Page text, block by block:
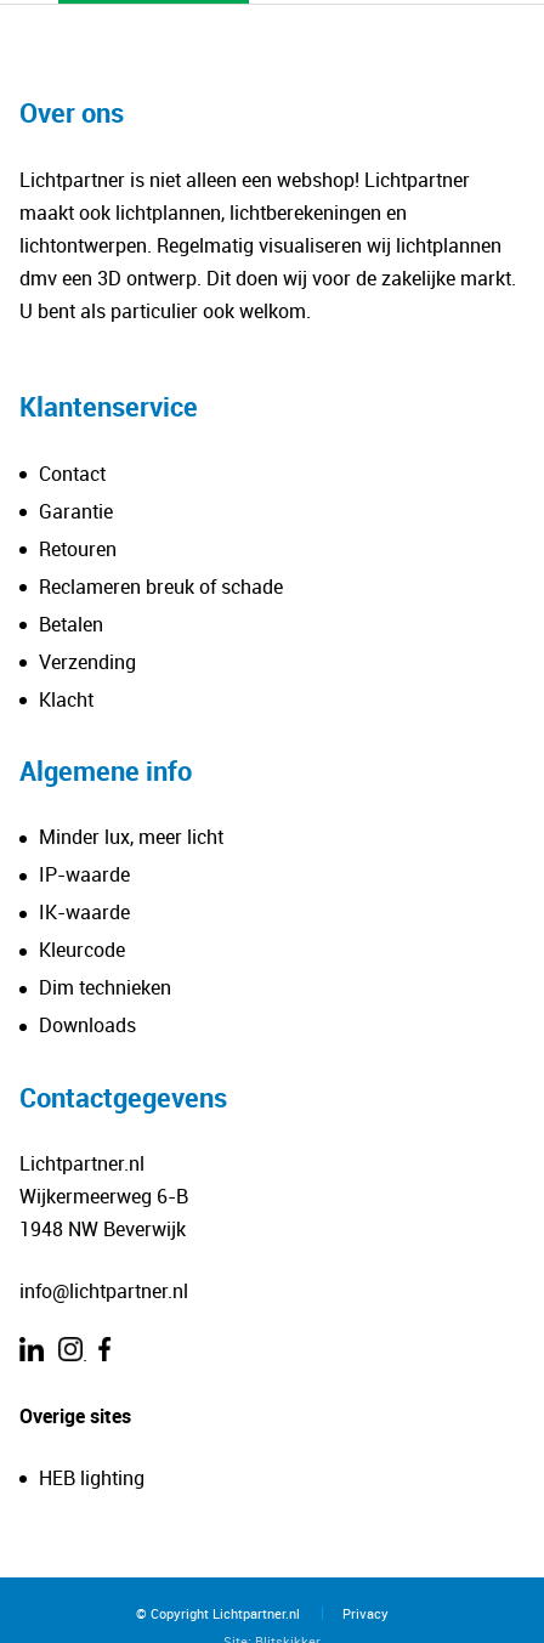
Over ons
Lichtpartner is niet alleen een webshop! Lichtpartner
maakt ook lichtplannen, lichtberekeningen en
lichtontwerpen. Regelmatig visualiseren wij lichtplannen
dmv een 3D ontwerp. Dit doen wij voor de zakelijke markt.
U bent als particulier ook welkom.
Klantenservice
Contact
Garantie
Retouren
Reclameren breuk of schade
Betalen
Verzending
Klacht
Algemene info
Minder lux, meer licht
IP-waarde
IK-waarde
Kleurcode
Dim technieken
Downloads
Contactgegevens
Lichtpartner.nl
Wijkermeerweg 6-B
1948 NW Beverwijk
info@lichtpartner.nl
.
Overige sites
HEB lighting
© Copyright Lichtpartner.nl
Privacy